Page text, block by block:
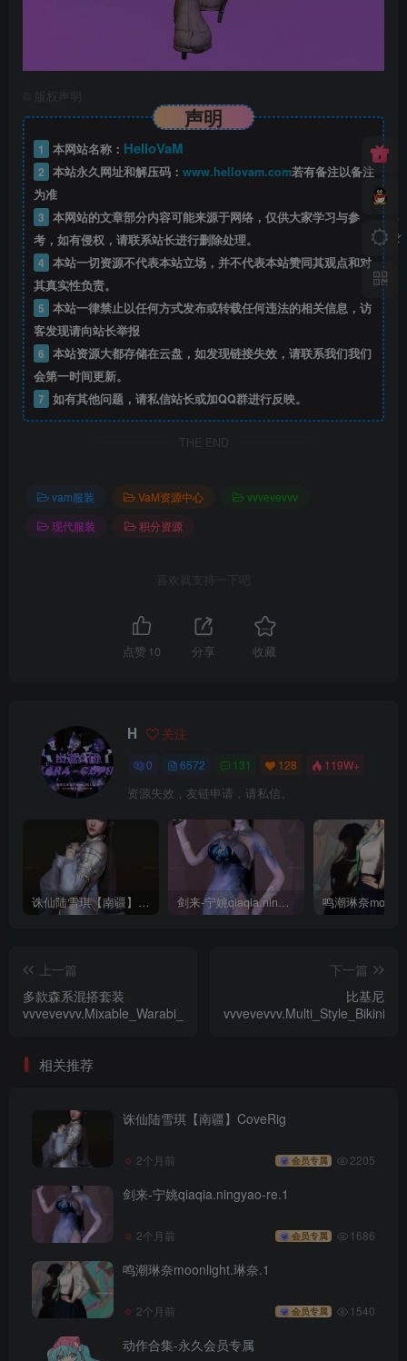
版权声明
声明
1 本网站名称： HelloVaM
2 本站永久网址和解压码： www.hellovam.com若有备注以备注
为准
3 本网站的文章部分内容可能来源于网络，仅供大家学习与参
考，如有侵权，请联系站长进行删除处理。
4 本站一切资源不代表本站立场，并不代表本站赞同其观点和对
其真实性负责。
5 本站一律禁止以任何方式发布或转载任何违法的相关信息，访
客发现请向站长举报
6 本站资源大都存储在云盘，如发现链接失效，请联系我们我们
会第一时间更新。
7 如有其他问题，请私信站长或加QQ群进行反映。
THE END
vam服装 VaM资源中心
vvvevevvv
现代服装
积分资源
喜欢就支持一下吧
点赞 10 分享 收藏
H 关注
0 6572 131 128 119W+
资源失效，友链申请，请私信。
诛仙陆雪琪【南疆】CoveRig 剑来-宁姚qiaqia.ningyao-re.1
上一篇
多款森系混搭套装
vvvevevvv.Mixable_Warabi_Outfit.1
下一篇
比基尼
vvvevevvv.Multi_Style_Bikini.1
相关推荐
诛仙陆雪琪【南疆】CoveRig
2个月前 会员专属 2205
剑来-宁姚qiaqia.ningyao-re.1
2个月前 会员专属 1686
鸣潮琳奈moonlight.琳奈.1
2个月前 会员专属 1540
动作合集-永久会员专属